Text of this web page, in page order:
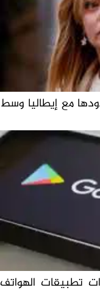
مع إيطاليا وسط
دولار إيرادات تطبيقات الهواتف